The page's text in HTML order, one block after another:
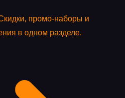
промо-наборы и
в одном разделе.